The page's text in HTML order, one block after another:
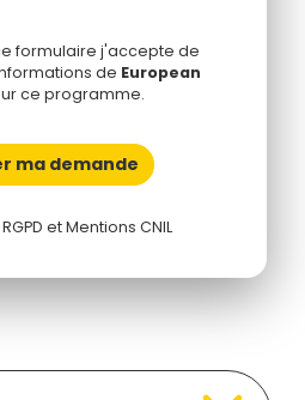
formulaire j'accepte de
de European
ce programme.
ma demande
et Mentions CNIL